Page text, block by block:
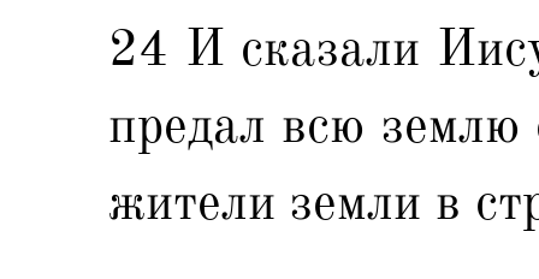
24 И сказали
предал всю
жители земли в